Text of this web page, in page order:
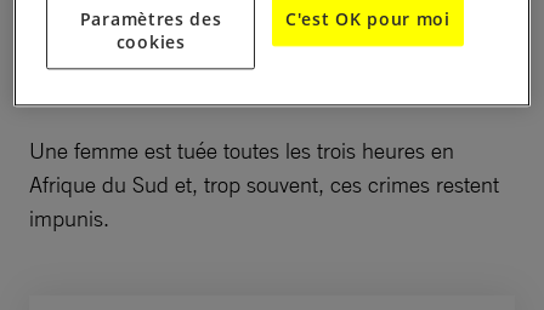
marquée par les erreurs et un manque de volonté
flagrant. Trois ans après les meurtres, personne n’a
Une femme est tuée toutes les trois heures en
Afrique du Sud et, trop souvent, ces crimes restent
impunis.
Paramètres des
cookies
C'est OK pour moi